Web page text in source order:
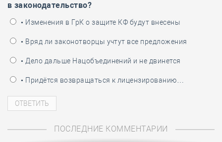
в законодательство?
• Изменения в ГрК о защите КФ будут внесены
• Вряд ли законотворцы учтут все предложения
• Дело дальше Нацобъединений и не двинется
• Придётся возвращаться к лицензированию…
ПОСЛЕДНИЕ КОММЕНТАРИИ